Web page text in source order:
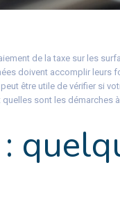
de la taxe sur les
doivent accomplir leurs
être utile de vérifier si
sont les démarches